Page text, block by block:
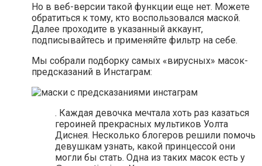
Но в веб-версии такой функции еще нет. Можете
обратиться к тому, кто воспользовался маской.
Далее проходите в указанный аккаунт,
подписывайтесь и применяйте фильтр на себе.
Мы собрали подборку самых «вирусных» масок-
предсказаний в Инстаграм:
. Каждая девочка мечтала хоть раз казаться
героиней прекрасных мультиков Уолта
Диснея. Несколько блогеров решили помочь
девушкам узнать, какой принцессой они
могли бы стать. Одна из таких масок есть у